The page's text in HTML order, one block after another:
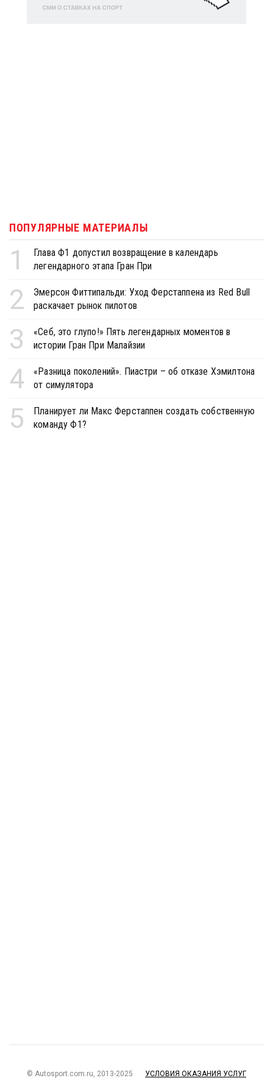
ПОПУЛЯРНЫЕ МАТЕРИАЛЫ
1
Глава Ф1 допустил возвращение в календарь
легендарного этапа Гран При
2
Эмерсон Фиттипальди: Уход Ферстаппена из Red Bull
раскачает рынок пилотов
3
«Себ, это глупо!» Пять легендарных моментов в
истории Гран При Малайзии
4
«Разница поколений». Пиастри – об отказе Хэмилтона
от симулятора
5
Планирует ли Макс Ферстаппен создать собственную
команду Ф1?
© Autosport.com.ru, 2013-2025 УСЛОВИЯ ОКАЗАНИЯ УСЛУГ